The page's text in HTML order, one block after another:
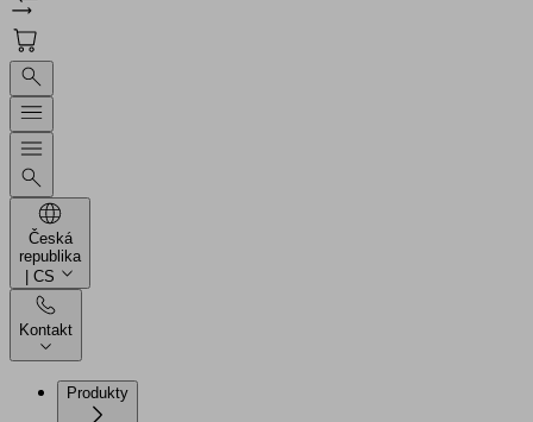
Česká
republika
| CS
Kontakt
Produkty